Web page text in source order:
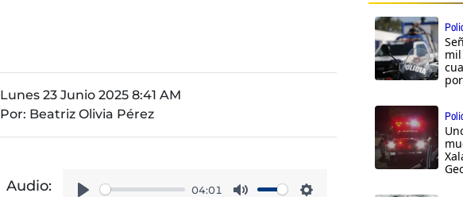
Lunes 23 Junio 2025 8:41 AM
Por: Beatriz Olivia Pérez
Audio:
04:01